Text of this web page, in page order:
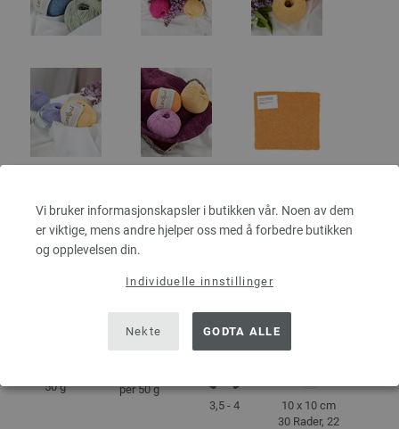
Vi bruker informasjonskapsler i butikken vår. Noen av dem
er viktige, mens andre hjelper oss med å forbedre butikken
og opplevelsen din.
Individuelle innstillinger
Nekte GODTA ALLE
50 g
per 50 g
3,5 - 4
10 x 10 cm
30 Rader, 22